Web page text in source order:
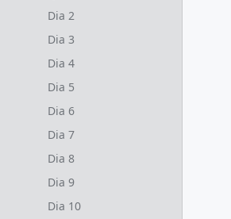
Dia 2
Dia 3
Dia 4
Dia 5
Dia 6
Dia 7
Dia 8
Dia 9
Dia 10